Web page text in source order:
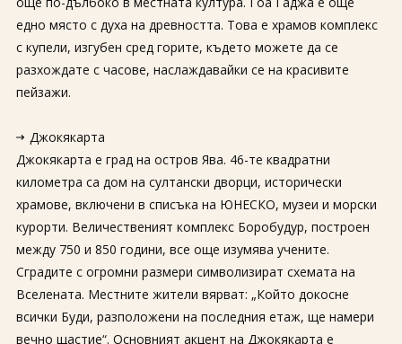
едно място с духа на древността. Това е храмов комплекс
с купели, изгубен сред горите, където можете да се
разхождате с часове, наслаждавайки се на красивите
пейзажи.
Джокякарта
Джокякарта е град на остров Ява. 46-те квадратни
километра са дом на султански дворци, исторически
храмове, включени в списъка на ЮНЕСКО, музеи и морски
курорти. Величественият комплекс Боробудур, построен
между 750 и 850 години, все още изумява учените.
Сградите с огромни размери символизират схемата на
Вселената. Местните жители вярват: „Който докосне
всички Буди, разположени на последния етаж, ще намери
вечно щастие“. Основният акцент на Джокякарта е